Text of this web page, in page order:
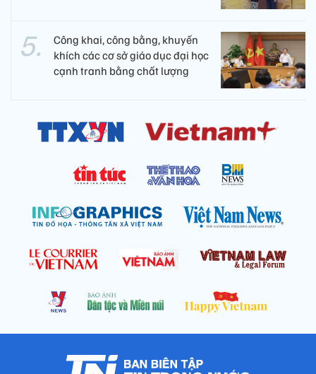
Công khai, công bằng, khuyến
khích các cơ sở giáo dục đại học
cạnh tranh bằng chất lượng​